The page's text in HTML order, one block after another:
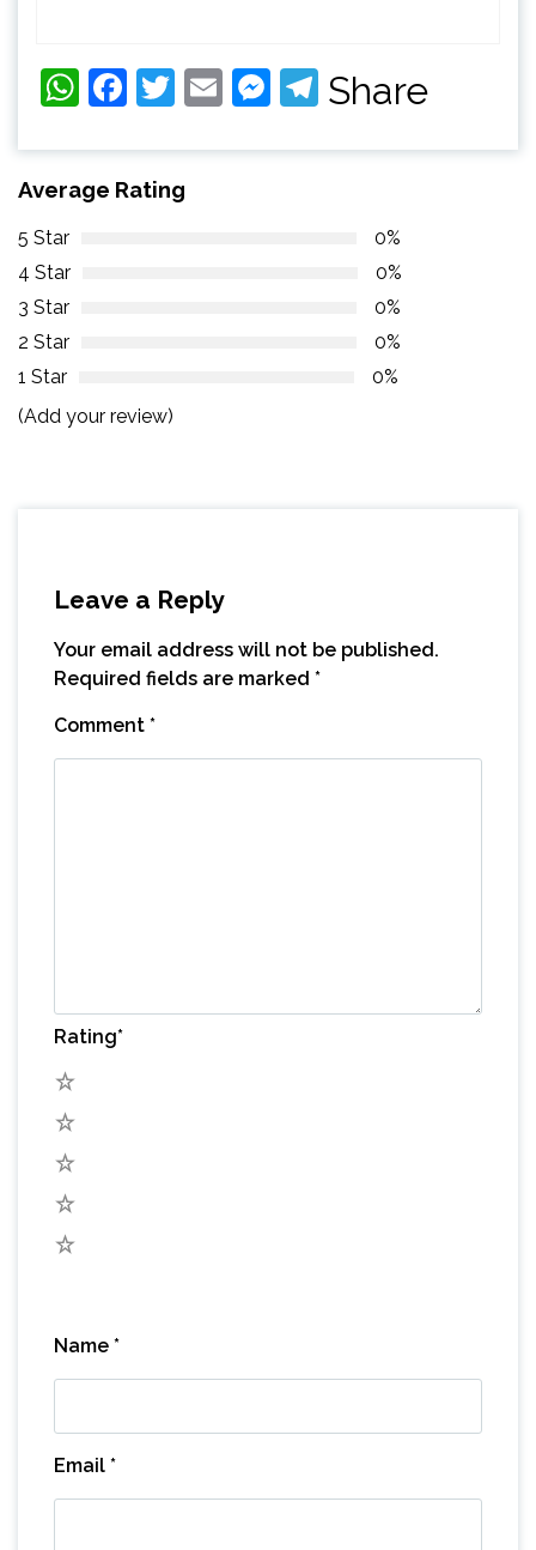
WhatsApp
Facebook
Twitter
EmailMessenger
Telegram
Share
Average Rating
5 Star
0%
4 Star
0%
3 Star
0%
2 Star
0%
1 Star
0%
(Add your review)
Leave a Reply
Your email address will not be published.
Required fields are marked *
Comment *
Rating*
Name *
Email *